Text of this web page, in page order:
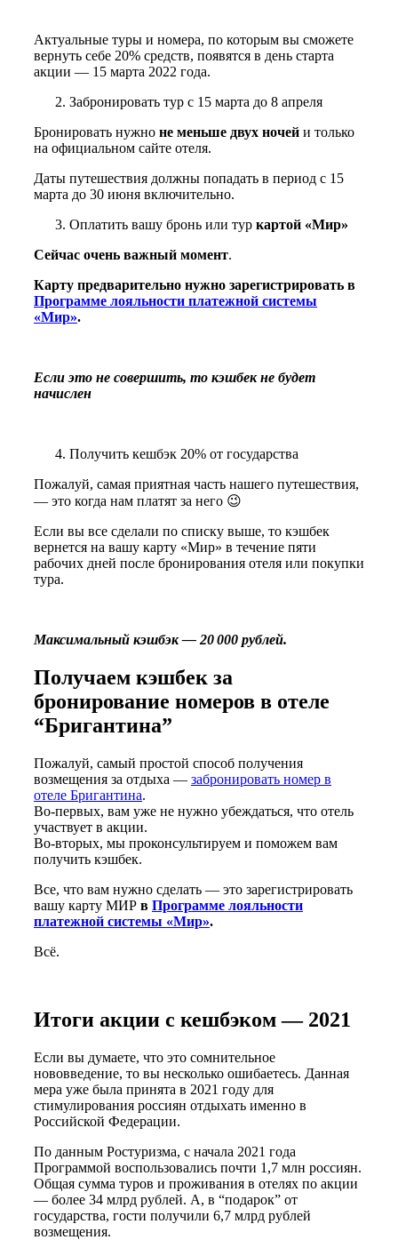
Актуальные туры и номера, по которым вы сможете
вернуть себе 20% средств, появятся в день старта
акции — 15 марта 2022 года.
Забронировать тур с 15 марта до 8 апреля
Бронировать нужно не меньше двух ночей и только
на официальном сайте отеля.
Даты путешествия должны попадать в период с 15
марта до 30 июня включительно.
Оплатить вашу бронь или тур картой «Мир»
Сейчас очень важный момент.
Карту предварительно нужно зарегистрировать в
Программе лояльности платежной системы
«Мир».
Если это не совершить, то кэшбек не будет
начислен
Получить кешбэк 20% от государства
Пожалуй, самая приятная часть нашего путешествия,
— это когда нам платят за него 😉
Если вы все сделали по списку выше, то кэшбек
вернется на вашу карту «Мир» в течение пяти
рабочих дней после бронирования отеля или покупки
тура.
Максимальный кэшбэк — 20 000 рублей.
Получаем кэшбек за
бронирование номеров в отеле
“Бригантина”
Пожалуй, самый простой способ получения
возмещения за отдыха — забронировать номер в
отеле Бригантина.
Во-первых, вам уже не нужно убеждаться, что отель
участвует в акции.
Во-вторых, мы проконсультируем и поможем вам
получить кэшбек.
Все, что вам нужно сделать — это зарегистрировать
вашу карту МИР в Программе лояльности
платежной системы «Мир».
Всё.
Итоги акции с кешбэком — 2021
Если вы думаете, что это сомнительное
нововведение, то вы несколько ошибаетесь. Данная
мера уже была принята в 2021 году для
стимулирования россиян отдыхать именно в
Российской Федерации.
По данным Ростуризма, с начала 2021 года
Программой воспользовались почти 1,7 млн россиян.
Общая сумма туров и проживания в отелях по акции
— более 34 млрд рублей. А, в “подарок” от
государства, гости получили 6,7 млрд рублей
возмещения.